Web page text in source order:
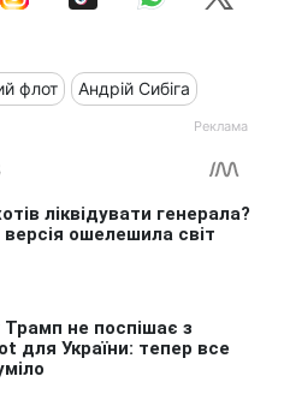
флот Андрій Сибіга